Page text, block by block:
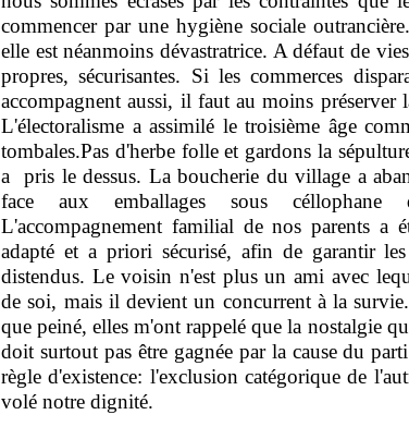
commencer par une hygiène sociale
elle est néanmoins dévastratrice. A défaut de
propres, sécurisantes. Si les commerces
accompagnent aussi, il faut au moins préserver
L'électoralisme a assimilé le troisième âge
tombales.Pas d'herbe folle et gardons la
a pris le dessus. La boucherie du village a
face aux emballages sous
L'accompagnement familial de nos parents a
adapté et a priori sécurisé, afin de garantir
distendus. Le voisin n'est plus un ami avec
de soi, mais il devient un concurrent à la
que peiné, elles m'ont rappelé que la nostalgie
doit surtout pas être gagnée par la cause du
règle d'existence: l'exclusion catégorique de
volé notre dignité.